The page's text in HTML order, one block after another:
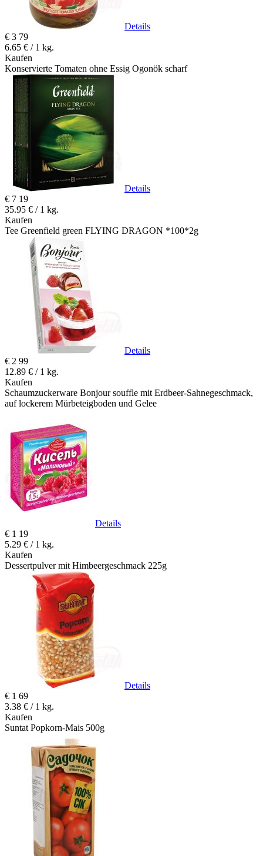
Details
€ 3 79
6.65 € / 1 kg.
Kaufen
Konservierte Tomaten ohne Essig Ogonök scharf
Details
€ 7 19
35.95 € / 1 kg.
Kaufen
Tee Greenfield green FLYING DRAGON *100*2g
Details
€ 2 99
12.89 € / 1 kg.
Kaufen
Schaumzuckerware Bonjour souffle mit Erdbeer-Sahnegeschmack,
auf lockerem Mürbeteigboden und Gelee
Details
€ 1 19
5.29 € / 1 kg.
Kaufen
Dessertpulver mit Himbeergeschmack 225g
Details
€ 1 69
3.38 € / 1 kg.
Kaufen
Suntat Popkorn-Mais 500g